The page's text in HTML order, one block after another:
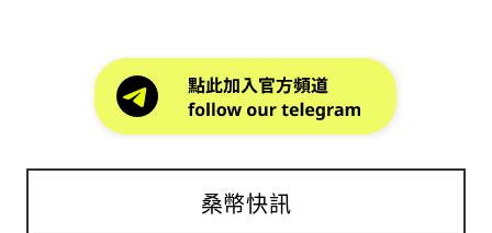
桑幣快訊